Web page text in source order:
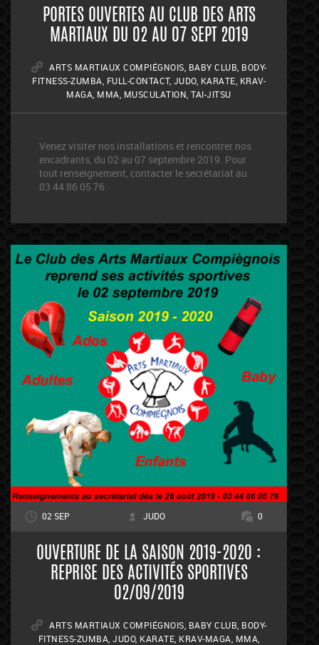
PORTES OUVERTES AU CLUB DES ARTS
MARTIAUX DU 02 AU 07 SEPT 2019
ARTS MARTIAUX COMPIÉGNOIS BABY CLUB BODY-
FITNESS-ZUMBA FULL-CONTACT, JUDO, KARATE KRAV-
MAGA MMA MUSCULATION ,TAI-JITSU
Venez visiter nos installations et rencontrer nos
encadrants, du 02 au 07 septembre 2019. Pour
tout renseignement, contacter le secrétariat au
03 44 86 05 76
02 SEP JUDO 0
OUVERTURE DE LA SAISON 2019-2020 :
REPRISE DES ACTIVITÉS SPORTIVES
02/09/2019
ARTS MARTIAUX COMPIÉGNOIS BABY CLUB BODY-
FITNESS-ZUMBA JUDO, KARATE KRAV-MAGA MMA